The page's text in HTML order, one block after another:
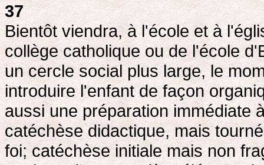
37
Bientôt viendra, à l'école et à
collège catholique ou de l'école
un cercle social plus large, le
introduire l'enfant de façon
aussi une préparation immédiate
catéchèse didactique, mais
foi; catéchèse initiale mais non